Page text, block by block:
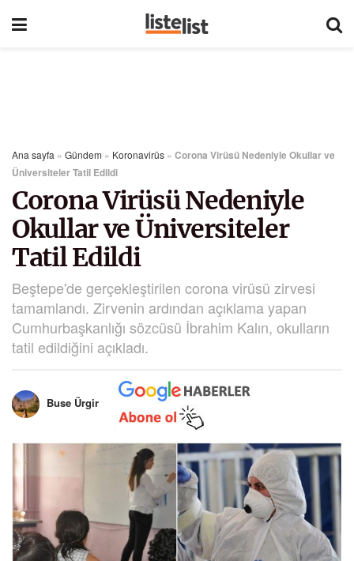
Ana sayfa » Gündem » Koronavirüs » Corona Virüsü Nedeniyle Okullar ve
Üniversiteler Tatil Edildi
Corona Virüsü Nedeniyle
Okullar ve Üniversiteler
Tatil Edildi
Beştepe'de gerçekleştirilen corona virüsü zirvesi
tamamlandı. Zirvenin ardından açıklama yapan
Cumhurbaşkanlığı sözcüsü İbrahim Kalın, okulların
tatil edildiğini açıkladı.
Buse Ürgir